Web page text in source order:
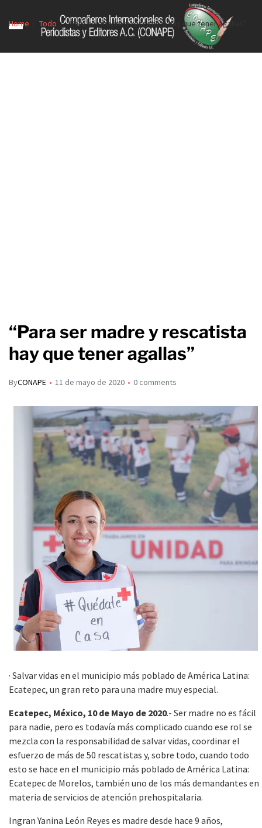
Home Todo “Para ser madre y rescatista hay que tener agallas”
“Para ser madre y rescatista
hay que tener agallas”
ByCONAPE 11 de mayo de 2020 0 comments
· Salvar vidas en el municipio más poblado de América Latina:
Ecatepec, un gran reto para una madre muy especial.
Ecatepec, México, 10 de Mayo de 2020.- Ser madre no es fácil
para nadie, pero es todavía más complicado cuando ese rol se
mezcla con la responsabilidad de salvar vidas, coordinar el
esfuerzo de más de 50 rescatistas y, sobre todo, cuando todo
esto se hace en el municipio más poblado de América Latina:
Ecatepec de Morelos, también uno de los más demandantes en
materia de servicios de atención prehospitalaria.
Ingran Yanina León Reyes es madre desde hace 9 años,